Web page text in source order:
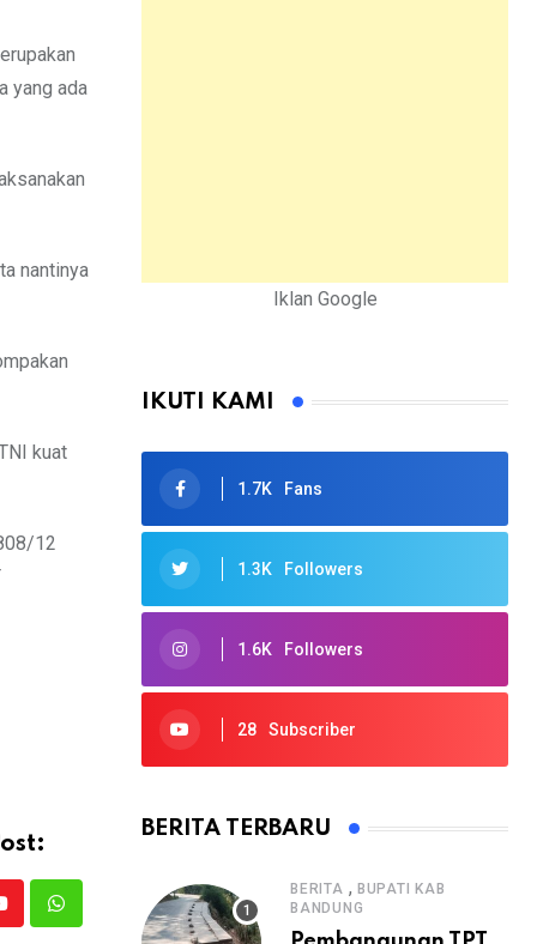
yang ada
nantinya
kuat
12
Whatsapp
Iklan Google
IKUTI KAMI
1.7K Fans
1.3K Followers
1.6K Followers
28 Subscriber
BERITA TERBARU
BERITA , BUPATI KAB
BANDUNG